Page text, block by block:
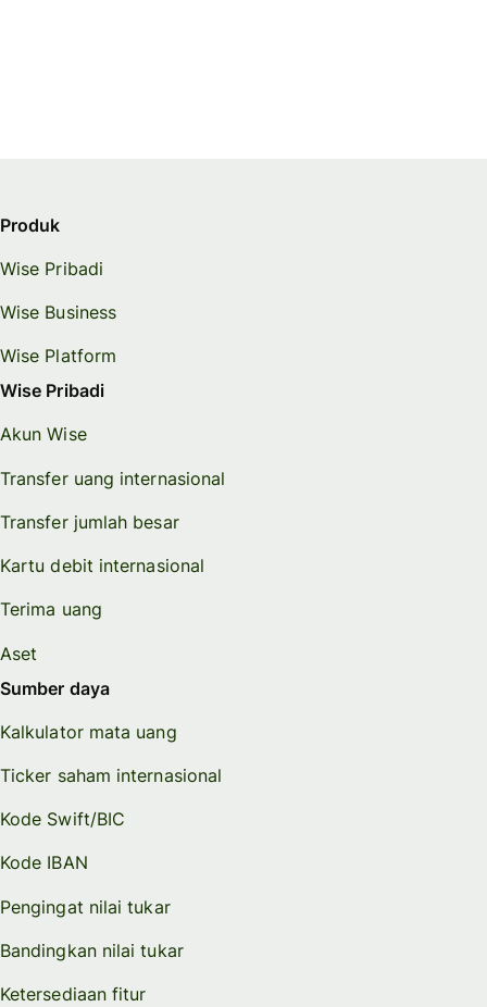
Produk
Wise Pribadi
Wise Business
Wise Platform
Wise Pribadi
Akun Wise
Transfer uang internasional
Transfer jumlah besar
Kartu debit internasional
Terima uang
Aset
Sumber daya
Kalkulator mata uang
Ticker saham internasional
Kode Swift/BIC
Kode IBAN
Pengingat nilai tukar
Bandingkan nilai tukar
Ketersediaan fitur